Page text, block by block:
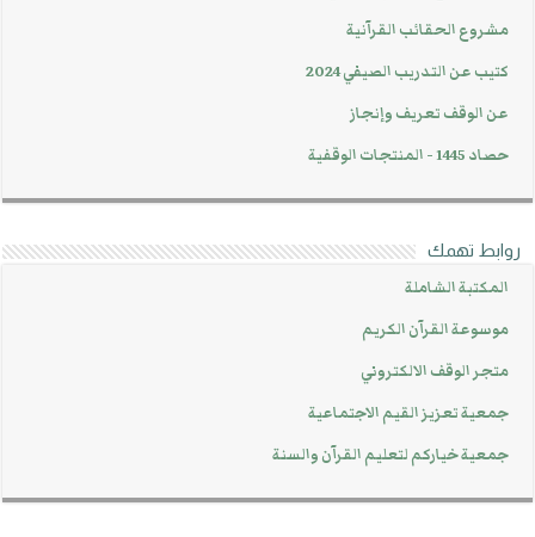
مشروع الحقائب القرآنية
كتيب عن التدريب الصيفي 2024
عن الوقف تعريف وإنجاز
حصاد 1445 - المنتجات الوقفية
روابط تهمك
المكتبة الشاملة
موسوعة القرآن الكريم
متجر الوقف الالكتروني
جمعية تعزيز القيم الاجتماعية
جمعية خياركم لتعليم القرآن والسنة